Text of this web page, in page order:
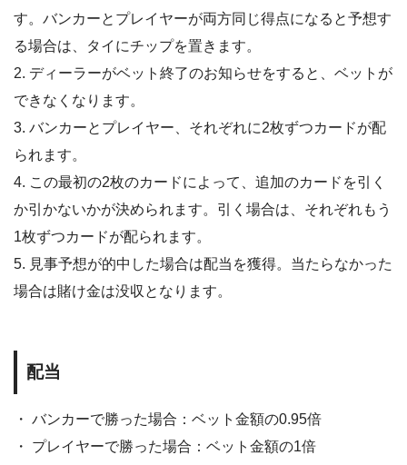
す。バンカーとプレイヤーが両方同じ得点になると予想す
る場合は、タイにチップを置きます。
2. ディーラーがベット終了のお知らせをすると、ベットが
できなくなります。
3. バンカーとプレイヤー、それぞれに2枚ずつカードが配
られます。
4. この最初の2枚のカードによって、追加のカードを引く
か引かないかが決められます。引く場合は、それぞれもう
1枚ずつカードが配られます。
5. 見事予想が的中した場合は配当を獲得。当たらなかった
場合は賭け金は没収となります。
配当
・ バンカーで勝った場合：ベット金額の0.95倍
・ プレイヤーで勝った場合：ベット金額の1倍